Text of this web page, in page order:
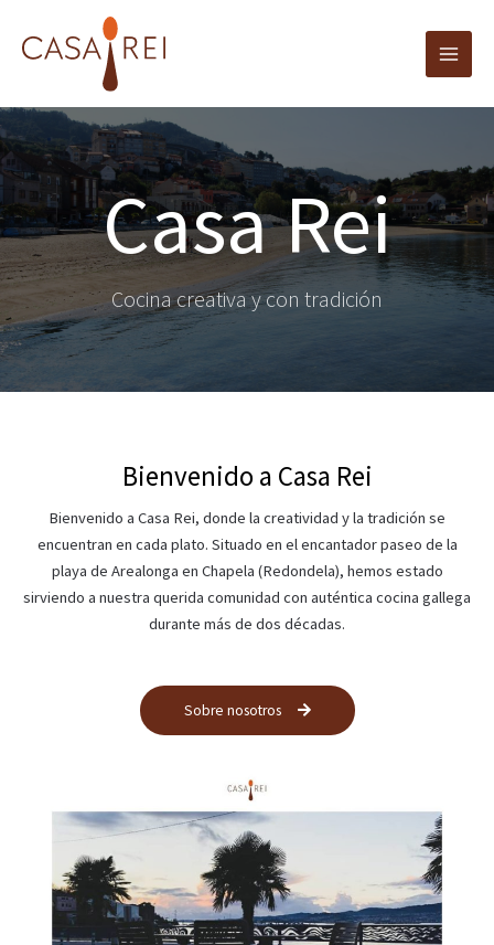
Casa Rei
Cocina creativa y con tradición
Bienvenido a Casa Rei
Bienvenido a Casa Rei, donde la creatividad y la tradición se
encuentran en cada plato. Situado en el encantador paseo de la
playa de Arealonga en Chapela (Redondela), hemos estado
sirviendo a nuestra querida comunidad con auténtica cocina gallega
durante más de dos décadas.
Sobre nosotros